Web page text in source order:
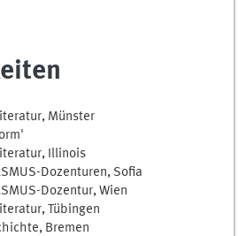
Münster
Illinois
Dozenturen, Sofia
Dozentur, Wien
Tübingen
Bremen